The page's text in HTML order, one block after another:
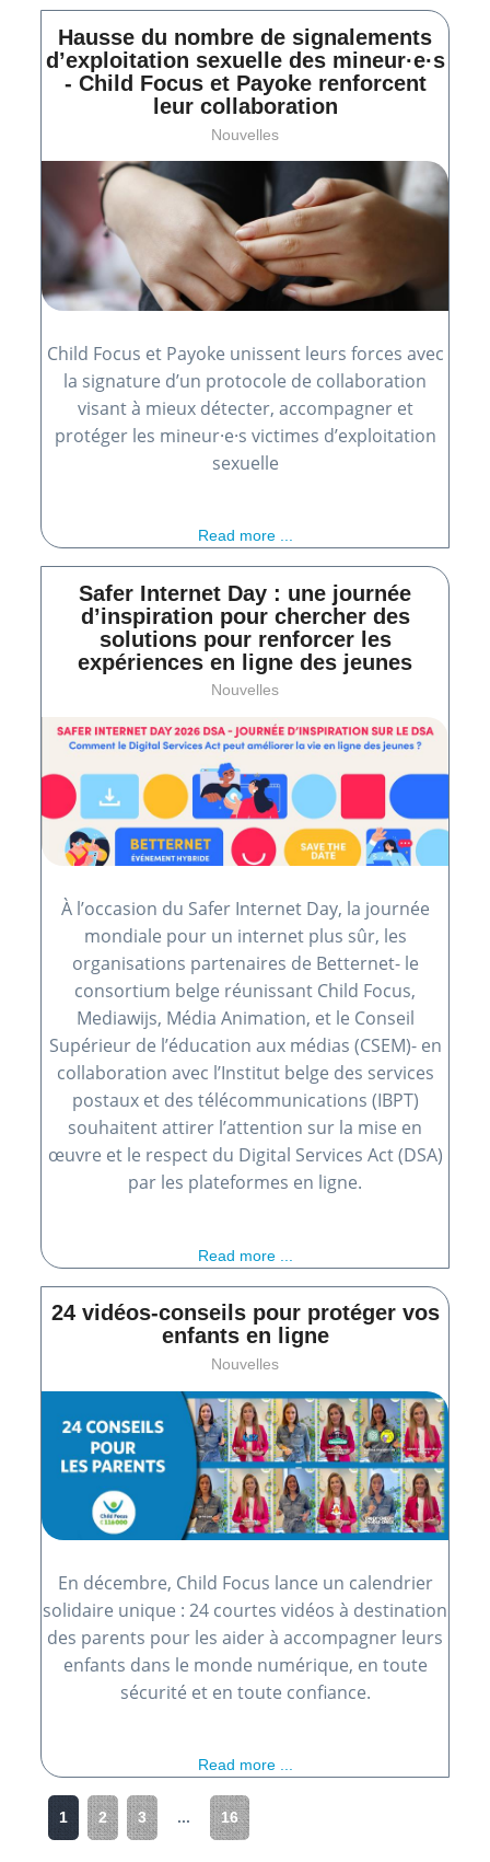
Hausse du nombre de signalements
d’exploitation sexuelle des mineur·e·s
- Child Focus et Payoke renforcent
leur collaboration
Nouvelles
Child Focus et Payoke unissent leurs forces avec
la signature d’un protocole de collaboration
visant à mieux détecter, accompagner et
protéger les mineur·e·s victimes d’exploitation
sexuelle
Read more ...
Safer Internet Day : une journée
d’inspiration pour chercher des
solutions pour renforcer les
expériences en ligne des jeunes
Nouvelles
À l’occasion du Safer Internet Day, la journée
mondiale pour un internet plus sûr, les
organisations partenaires de Betternet- le
consortium belge réunissant Child Focus,
Mediawijs, Média Animation, et le Conseil
Supérieur de l’éducation aux médias (CSEM)- en
collaboration avec l’Institut belge des services
postaux et des télécommunications (IBPT)
souhaitent attirer l’attention sur la mise en
œuvre et le respect du Digital Services Act (DSA)
par les plateformes en ligne.
Read more ...
24 vidéos-conseils pour protéger vos
enfants en ligne
Nouvelles
En décembre, Child Focus lance un calendrier
solidaire unique : 24 courtes vidéos à destination
des parents pour les aider à accompagner leurs
enfants dans le monde numérique, en toute
sécurité et en toute confiance.
Read more ...
1 2 3 ... 16